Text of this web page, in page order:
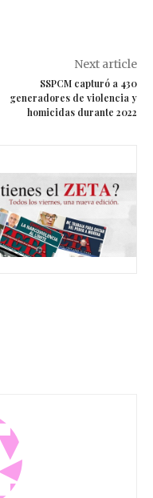
Next article
SSPCM capturó a 430
generadores de violencia y
homicidas durante 2022